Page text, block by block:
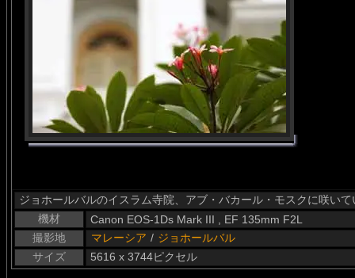
ジョホールバルのイスラム寺院、アブ・バカール・モスクに咲い
機材
Canon EOS-1Ds Mark III , EF 135mm F2L
撮影地
マレーシア / ジョホールバル
サイズ
5616 x 3744ピクセル